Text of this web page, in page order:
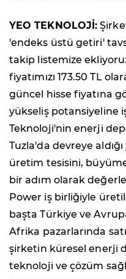
YEO TEKNOLOJİ:
'endeks üstü getiri'
takip listemize
fiyatımızı 173.50 TL
güncel hisse fiyatına
yükseliş potansiyeline
Teknoloji'nin enerji
Tuzla'da devreye
üretim tesisini,
bir adım olarak
Power iş birliğiyle
başta Türkiye ve
Afrika pazarlarında
şirketin küresel enerji
teknoloji ve çözüm